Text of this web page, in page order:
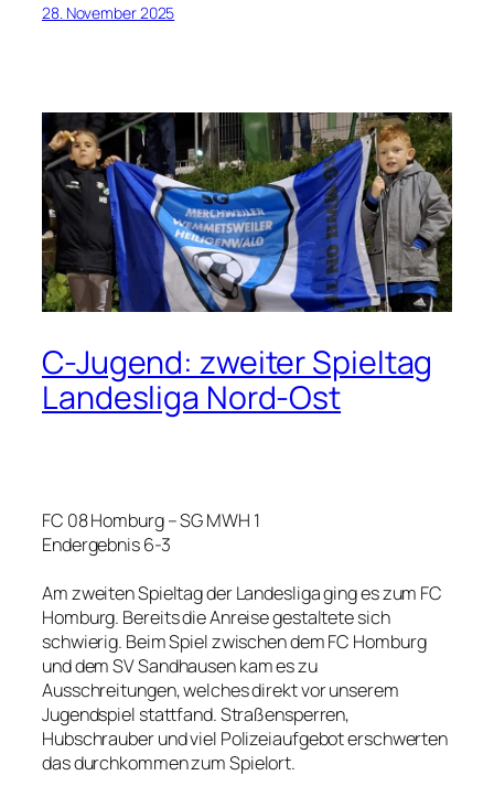
28. November 2025
C-Jugend: zweiter Spieltag
Landesliga Nord-Ost
FC 08 Homburg – SG MWH 1
Endergebnis 6-3
Am zweiten Spieltag der Landesliga ging es zum FC
Homburg. Bereits die Anreise gestaltete sich
schwierig. Beim Spiel zwischen dem FC Homburg
und dem SV Sandhausen kam es zu
Ausschreitungen, welches direkt vor unserem
Jugendspiel stattfand. Straßensperren,
Hubschrauber und viel Polizeiaufgebot erschwerten
das durchkommen zum Spielort.